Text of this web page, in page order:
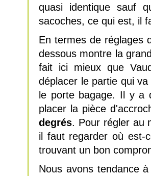
quasi identique sauf
sacoches, ce qui est, il
En termes de réglages
dessous montre la
fait ici mieux que
déplacer le partie qui
le porte bagage. Il y a
placer la pièce
degrés. Pour régler au
il faut regarder où est-
trouvant un bon
Nous avons tendance